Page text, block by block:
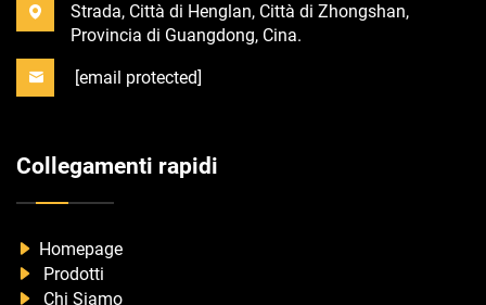
Strada, Città di Henglan, Città di Zhongshan,
Provincia di Guangdong, Cina.
[email protected]
Collegamenti rapidi
Homepage
Prodotti
Chi Siamo